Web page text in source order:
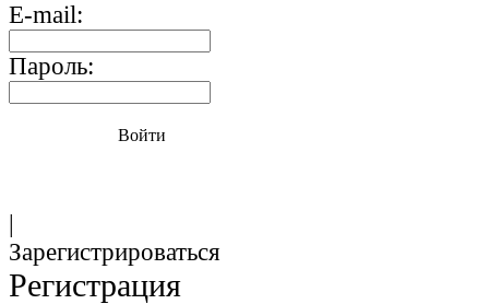
E-mail:
Пароль:
Войти
|
Зарегистрироваться
Регистрация